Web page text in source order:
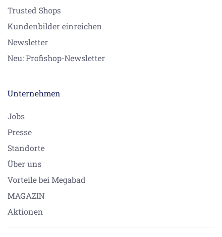
Trusted Shops
Kundenbilder einreichen
Newsletter
Neu: Profishop-Newsletter
Unternehmen
Jobs
Presse
Standorte
Über uns
Vorteile bei Megabad
MAGAZIN
Aktionen